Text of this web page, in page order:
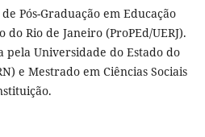
Pós-Graduação em Educação
Rio de Janeiro (ProPEd/UERJ).
pela Universidade do Estado do
e Mestrado em Ciências Sociais